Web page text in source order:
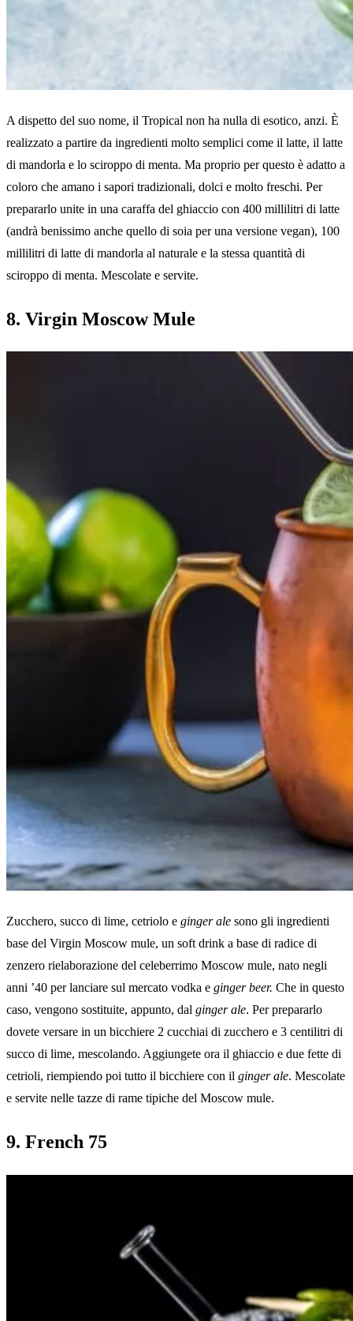
A dispetto del suo nome, il Tropical non ha nulla di esotico, anzi. È
realizzato a partire da ingredienti molto semplici come il latte, il latte
di mandorla e lo sciroppo di menta. Ma proprio per questo è adatto a
coloro che amano i sapori tradizionali, dolci e molto freschi. Per
prepararlo unite in una caraffa del ghiaccio con 400 millilitri di latte
(andrà benissimo anche quello di soia per una versione vegan), 100
millilitri di latte di mandorla al naturale e la stessa quantità di
sciroppo di menta. Mescolate e servite.
8. Virgin Moscow Mule
Zucchero, succo di lime, cetriolo e ginger ale sono gli ingredienti
base del Virgin Moscow mule, un soft drink a base di radice di
zenzero rielaborazione del celeberrimo Moscow mule, nato negli
anni ’40 per lanciare sul mercato vodka e ginger beer. Che in questo
caso, vengono sostituite, appunto, dal ginger ale. Per prepararlo
dovete versare in un bicchiere 2 cucchiai di zucchero e 3 centilitri di
succo di lime, mescolando. Aggiungete ora il ghiaccio e due fette di
cetrioli, riempiendo poi tutto il bicchiere con il ginger ale. Mescolate
e servite nelle tazze di rame tipiche del Moscow mule.
9. French 75